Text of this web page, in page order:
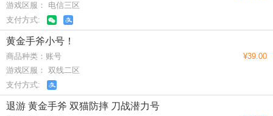
游戏区服： 电信三区
支付方式:
黄金手斧小号！
商品种类：账号
游戏区服： 双线二区
支付方式:
¥39.00
退游 黄金手斧 双猫防摔 刀战潜力号